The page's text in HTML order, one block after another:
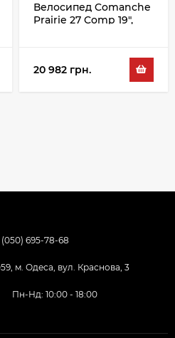
Велосипед Comanche
Prairie 27 Comp 19",
20 982 грн.
(050) 695-78-68
м. Одеса, вул. Краснова, 3
Пн-Нд: 10:00 - 18:00